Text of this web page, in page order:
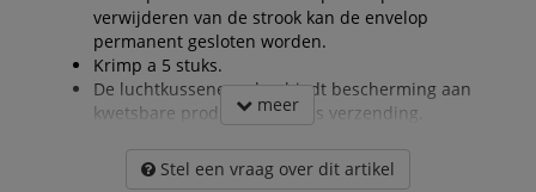
verwijderen van de strook kan de envelop
permanent gesloten worden.
Krimp a 5 stuks.
De luchtkussenenvelop biedt bescherming aan
kwetsbare producten tijdens verzending.
meer
Stel een vraag over dit artikel